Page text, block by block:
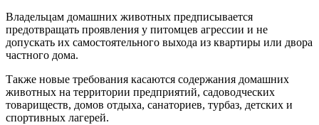
Владельцам домашних животных предписывается
предотвращать проявления у питомцев агрессии и не
допускать их самостоятельного выхода из квартиры или двора
частного дома.
Также новые требования касаются содержания домашних
животных на территории предприятий, садоводческих
товариществ, домов отдыха, санаториев, турбаз, детских и
спортивных лагерей.